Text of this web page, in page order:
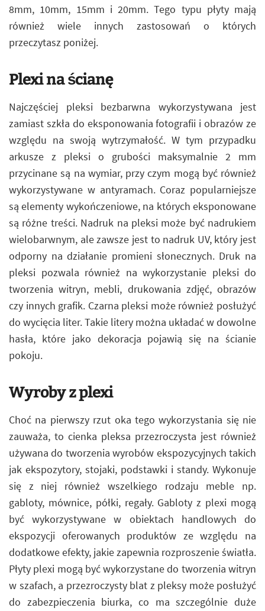
8mm, 10mm, 15mm i 20mm. Tego typu płyty mają
również wiele innych zastosowań o których
przeczytasz poniżej.
Plexi na ścianę
Najczęściej pleksi bezbarwna wykorzystywana jest
zamiast szkła do eksponowania fotografii i obrazów ze
względu na swoją wytrzymałość. W tym przypadku
arkusze z pleksi o grubości maksymalnie 2 mm
przycinane są na wymiar, przy czym mogą być również
wykorzystywane w antyramach. Coraz popularniejsze
są elementy wykończeniowe, na których eksponowane
są różne treści. Nadruk na pleksi może być nadrukiem
wielobarwnym, ale zawsze jest to nadruk UV, który jest
odporny na działanie promieni słonecznych. Druk na
pleksi pozwala również na wykorzystanie pleksi do
tworzenia witryn, mebli, drukowania zdjęć, obrazów
czy innych grafik. Czarna pleksi może również posłużyć
do wycięcia liter. Takie litery można układać w dowolne
hasła, które jako dekoracja pojawią się na ścianie
pokoju.
Wyroby z plexi
Choć na pierwszy rzut oka tego wykorzystania się nie
zauważa, to cienka pleksa przezroczysta jest również
używana do tworzenia wyrobów ekspozycyjnych takich
jak ekspozytory, stojaki, podstawki i standy. Wykonuje
się z niej również wszelkiego rodzaju meble np.
gabloty, mównice, półki, regały. Gabloty z plexi mogą
być wykorzystywane w obiektach handlowych do
ekspozycji oferowanych produktów ze względu na
dodatkowe efekty, jakie zapewnia rozproszenie światła.
Płyty plexi mogą być wykorzystane do tworzenia witryn
w szafach, a przezroczysty blat z pleksy może posłużyć
do zabezpieczenia biurka, co ma szczególnie duże